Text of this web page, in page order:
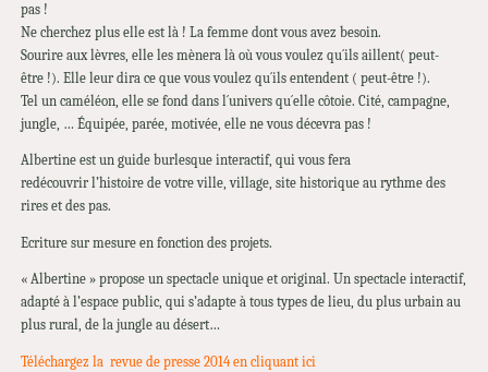
pas !
Ne cherchez plus elle est là ! La femme dont vous avez besoin.
Sourire aux lèvres, elle les mènera là où vous voulez qu´ils aillent( peut-
être !). Elle leur dira ce que vous voulez qu´ils entendent ( peut-être !).
Tel un caméléon, elle se fond dans l´univers qu´elle côtoie. Cité, campagne,
jungle, … Équipée, parée, motivée, elle ne vous décevra pas !
Albertine est un guide burlesque interactif, qui vous fera
redécouvrir l’histoire de votre ville, village, site historique au rythme des
rires et des pas.
Ecriture sur mesure en fonction des projets.
« Albertine » propose un spectacle unique et original. Un spectacle interactif,
adapté à l’espace public, qui s’adapte à tous types de lieu, du plus urbain au
plus rural, de la jungle au désert…
Téléchargez la revue de presse 2014 en cliquant ici